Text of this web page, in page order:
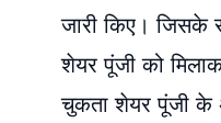
जारी किए। जिसके
शेयर पूंजी को
चुकता शेयर पूंजी के